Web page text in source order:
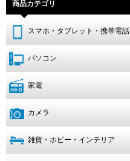
商品カテゴリ
スマホ・タブレット・携帯電話
パソコン
家電
カメラ
雑貨・ホビー・インテリア